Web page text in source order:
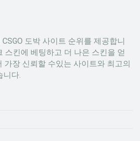
도박 사이트 순위를 제공합니
스킨에 베팅하고 더 나은 스킨을 얻
가장 신뢰할 수있는 사이트와 최고의
니다.